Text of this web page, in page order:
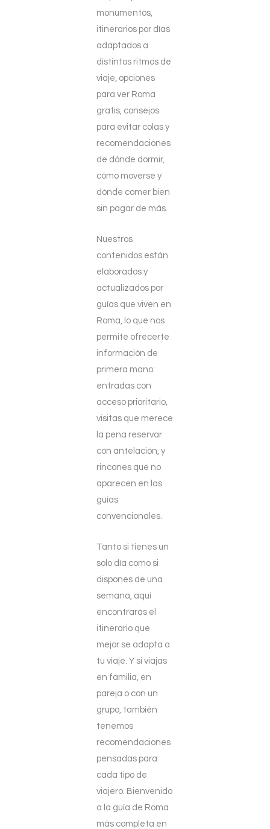
monumentos,
itinerarios por días
adaptados a
distintos ritmos de
viaje, opciones
para ver Roma
gratis, consejos
para evitar colas y
recomendaciones
de dónde dormir,
cómo moverse y
dónde comer bien
sin pagar de más.
Nuestros
contenidos están
elaborados y
actualizados por
guías que viven en
Roma, lo que nos
permite ofrecerte
información de
primera mano:
entradas con
acceso prioritario,
visitas que merece
la pena reservar
con antelación, y
rincones que no
aparecen en las
guías
convencionales.
Tanto si tienes un
solo día como si
dispones de una
semana, aquí
encontrarás el
itinerario que
mejor se adapta a
tu viaje. Y si viajas
en familia, en
pareja o con un
grupo, también
tenemos
recomendaciones
pensadas para
cada tipo de
viajero. Bienvenido
a la guía de Roma
más completa en